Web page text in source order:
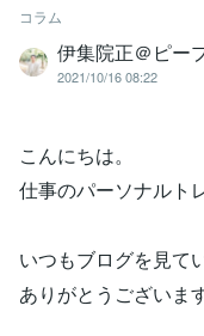
コラム
伊集院正＠ピー
2021/10/16 08:22
こんにちは。
仕事のパーソナルト
いつもブログを見て
ありがとうございます